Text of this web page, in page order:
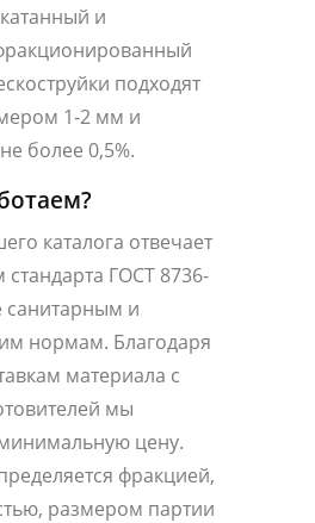
и
подходят
1-2 мм и
более 0,5%.
каталога отвечает
ГОСТ 8736-
санитарным и
нормам. Благодаря
материала с
мы
цену.
фракцией,
размером партии